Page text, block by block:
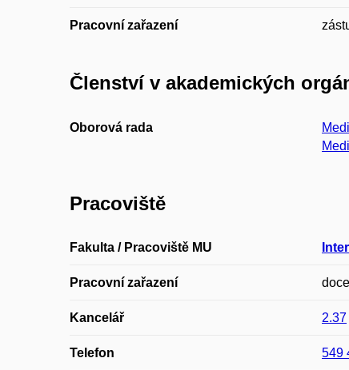
Pracovní zařazení
Členství v akademických
Oborová rada
Pracoviště
Fakulta / Pracoviště MU
Pracovní zařazení
Kancelář 2.37
Telefon 549